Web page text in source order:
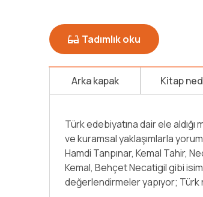
Tadımlık oku
Arka kapak Kitap
Hilmi Yavuz'un okuma
sosyolojiye, antropolojiden
yayılıyor. Edebiyat
üniversitelerce düzenlenen
bildirilerden oluşuyor. Yavuz,
diğer [...]